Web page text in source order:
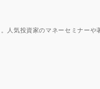
人気投資家のマネーセミナー